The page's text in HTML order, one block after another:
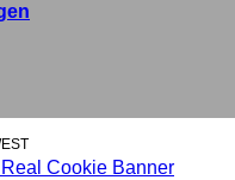
Cookie Banner